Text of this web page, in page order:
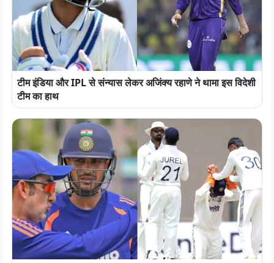
टीम इंडिया और IPL से संन्यास लेकर अजिंक्य रहाणे ने थामा इस विदेशी
टीम का हाथ